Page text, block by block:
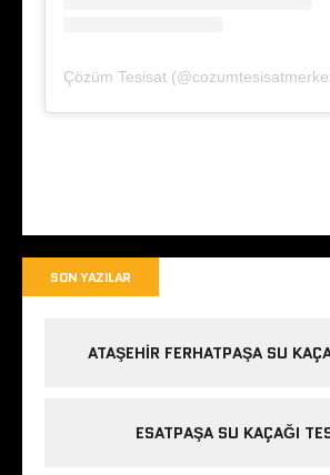
SON YAZILAR
ATAŞEHIR FERHATPAŞA SU
ESATPAŞA SU KAÇAĞI